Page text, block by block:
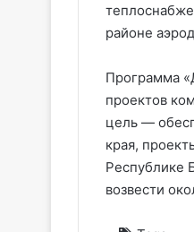
районе
Программа
проектов
цель —
края,
Республике
возвести